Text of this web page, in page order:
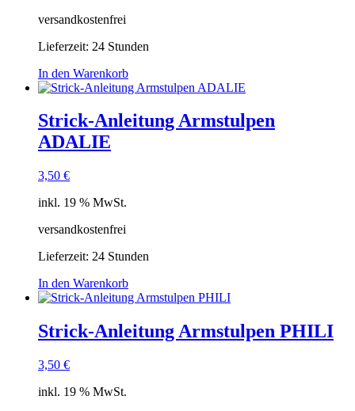
versandkostenfrei
Lieferzeit: 24 Stunden
In den Warenkorb
Strick-Anleitung Armstulpen
ADALIE
3,50 €
inkl. 19 % MwSt.
versandkostenfrei
Lieferzeit: 24 Stunden
In den Warenkorb
Strick-Anleitung Armstulpen PHILI
3,50 €
inkl. 19 % MwSt.